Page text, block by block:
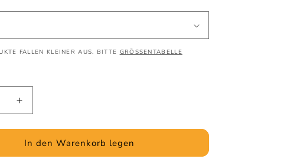
FALLEN KLEINER AUS. BITTE GRÖSSENTABELLE
Erhöhe
die
Menge
für
S&#39;mores
In den Warenkorb legen